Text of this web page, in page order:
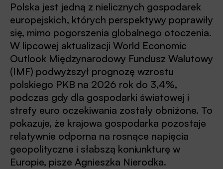
Polska jest jedną z nielicznych gospodarek
europejskich, których perspektywy poprawiły
się, mimo pogorszenia globalnego otoczenia.
W lipcowej aktualizacji World Economic
Outlook Międzynarodowy Fundusz Walutowy
(IMF) podwyższył prognozę wzrostu
polskiego PKB na 2026 rok do 3,4%,
podczas gdy dla gospodarki światowej i
strefy euro oczekiwania zostały obniżone. To
pokazuje, że krajowa gospodarka pozostaje
relatywnie odporna na rosnące napięcia
geopolityczne i słabszą koniunkturę w
Europie, pisze Agnieszka Nierodka.